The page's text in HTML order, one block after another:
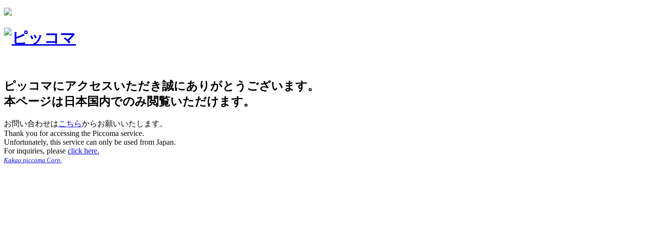
ピッコマにアクセスいただき誠にありがとうございます。
本ページは日本国内でのみ閲覧いただけます。
お問い合わせはこちらからお願いいたします。
Thank you for accessing the Piccoma service.
Unfortunately, this service can only be used from Japan.
For inquiries, please click here.
Kakao piccoma Corp.